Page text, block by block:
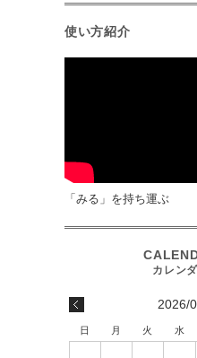
使い方紹介
「みる」を持ち運ぶ
2026/
日 月 火 水